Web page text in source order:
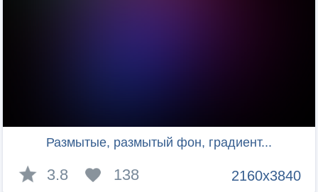
Размытые, размытый фон, градиент...
2160x3840
3.8 138